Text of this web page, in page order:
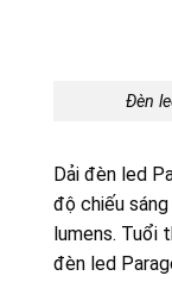
Đèn
Dải đèn led
độ chiếu
lumens. Tuổi
đèn led